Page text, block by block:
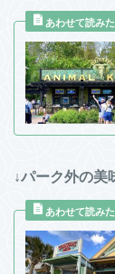
↓パーク外の美